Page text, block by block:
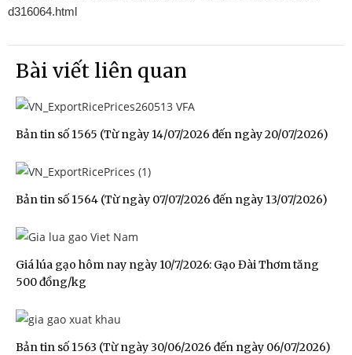
d316064.html
Bài viết liên quan
Bản tin số 1565 (Từ ngày 14/07/2026 đến ngày 20/07/2026)
Bản tin số 1564 (Từ ngày 07/07/2026 đến ngày 13/07/2026)
Giá lúa gạo hôm nay ngày 10/7/2026: Gạo Đài Thơm tăng
500 đồng/kg
Bản tin số 1563 (Từ ngày 30/06/2026 đến ngày 06/07/2026)